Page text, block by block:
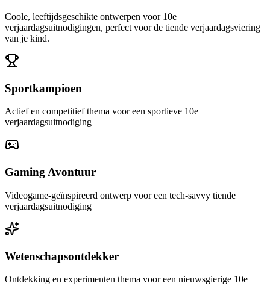
Coole, leeftijdsgeschikte ontwerpen voor 10e
verjaardagsuitnodigingen, perfect voor de tiende verjaardagsviering
van je kind.
Sportkampioen
Actief en competitief thema voor een sportieve 10e
verjaardagsuitnodiging
Gaming Avontuur
Videogame-geïnspireerd ontwerp voor een tech-savvy tiende
verjaardagsuitnodiging
Wetenschapsontdekker
Ontdekking en experimenten thema voor een nieuwsgierige 10e